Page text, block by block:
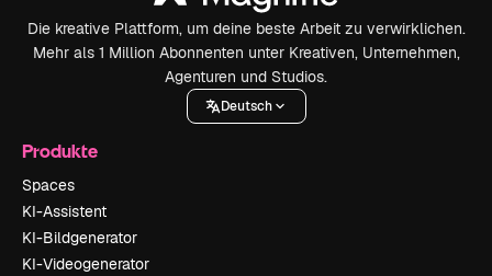
Die kreative Plattform, um deine beste Arbeit zu verwirklichen.
Mehr als 1 Million Abonnenten unter Kreativen, Unternehmen,
Agenturen und Studios.
Deutsch
Produkte
Spaces
KI-Assistent
KI-Bildgenerator
KI-Videogenerator